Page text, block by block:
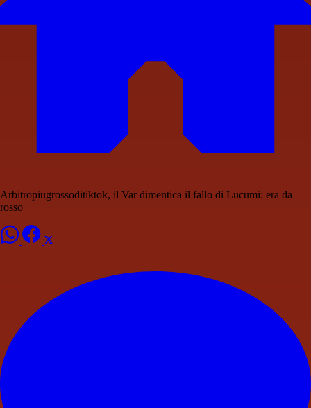
Arbitropiugrossoditiktok, il Var dimentica il fallo di Lucumi: era da
rosso